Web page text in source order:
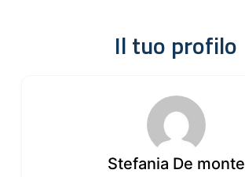
Il tuo profilo
Stefania De monte